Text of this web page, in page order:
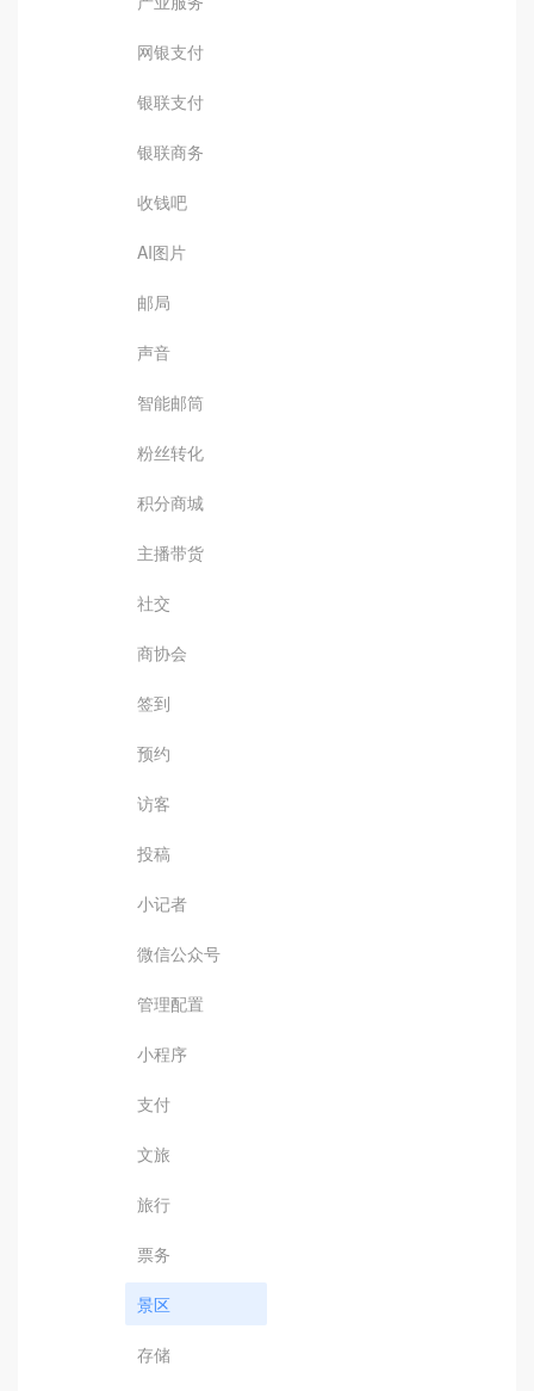
网银支付
银联支付
银联商务
收钱吧
AI图片
邮局
声音
智能邮筒
粉丝转化
积分商城
主播带货
社交
商协会
签到
预约
访客
投稿
小记者
微信公众号
管理配置
小程序
支付
文旅
旅行
票务
景区
存储